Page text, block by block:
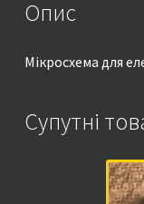
Опис
Мікросхема для
Супутні